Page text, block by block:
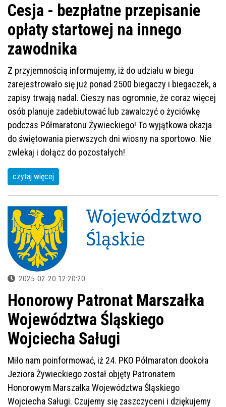
Cesja - bezpłatne przepisanie
opłaty startowej na innego
zawodnika
Z przyjemnością informujemy, iż do udziału w biegu
zarejestrowało się już ponad 2500 biegaczy i biegaczek, a
zapisy trwają nadal. Cieszy nas ogromnie, że coraz więcej
osób planuje zadebiutować lub zawalczyć o życiówkę
podczas Półmaratonu Żywieckiego! To wyjątkowa okazja
do świętowania pierwszych dni wiosny na sportowo. Nie
zwlekaj i dołącz do pozostałych!
czytaj więcej
2025-02-20 12:20:20
Honorowy Patronat Marszałka
Województwa Śląskiego
Wojciecha Saługi
Miło nam poinformować, iż 24. PKO Półmaraton dookoła
Jeziora Żywieckiego został objęty Patronatem
Honorowym Marszałka Województwa Śląskiego
Wojciecha Saługi. Czujemy się zaszczyceni i dziękujemy